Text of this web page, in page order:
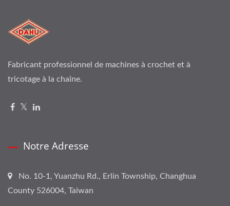
Fabricant professionnel de machines à crochet et à
tricotage à la chaîne.
Notre Adresse
No. 10-1, Yuanzhu Rd., Erlin Township, Changhua
County 526004, Taiwan